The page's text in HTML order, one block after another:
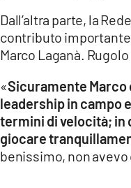
Dall’altra parte, la
contributo
Marco Laganà.
«Sicuramente
leadership in campo
termini di velocità; in
giocare
benissimo, non avevo